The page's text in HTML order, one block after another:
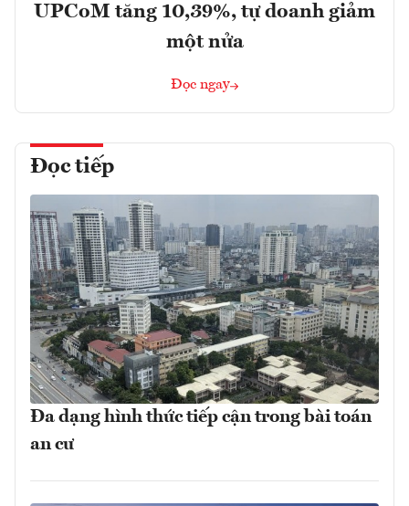
UPCoM tăng 10,39%, tự doanh giảm
một nửa
Đọc ngay
Đọc tiếp
Đa dạng hình thức tiếp cận trong bài toán
an cư